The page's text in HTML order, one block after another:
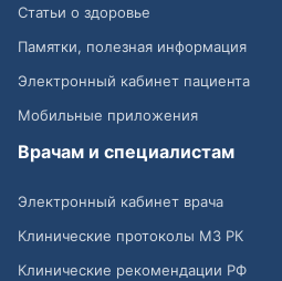
Статьи о здоровье
Памятки, полезная информация
Электронный кабинет пациента
Мобильные приложения
Врачам и специалистам
Электронный кабинет врача
Клинические протоколы МЗ РК
Клинические рекомендации РФ